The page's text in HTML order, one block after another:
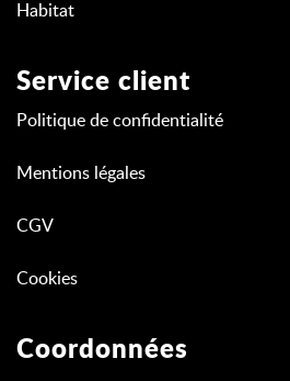
Habitat
Service client
Politique de confidentialité
Mentions légales
CGV
Cookies
Coordonnées